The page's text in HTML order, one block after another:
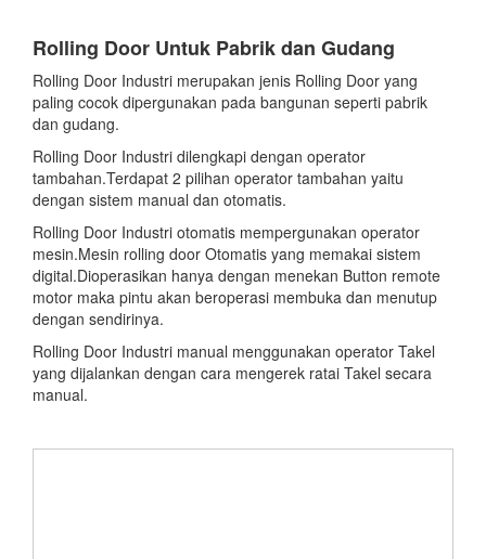
Rolling Door Untuk Pabrik dan Gudang
Rolling Door Industri merupakan jenis Rolling Door yang
paling cocok dipergunakan pada bangunan seperti pabrik
dan gudang.
Rolling Door Industri dilengkapi dengan operator
tambahan.Terdapat 2 pilihan operator tambahan yaitu
dengan sistem manual dan otomatis.
Rolling Door Industri otomatis mempergunakan operator
mesin.Mesin rolling door Otomatis yang memakai sistem
digital.Dioperasikan hanya dengan menekan Button remote
motor maka pintu akan beroperasi membuka dan menutup
dengan sendirinya.
Rolling Door Industri manual menggunakan operator Takel
yang dijalankan dengan cara mengerek ratai Takel secara
manual.